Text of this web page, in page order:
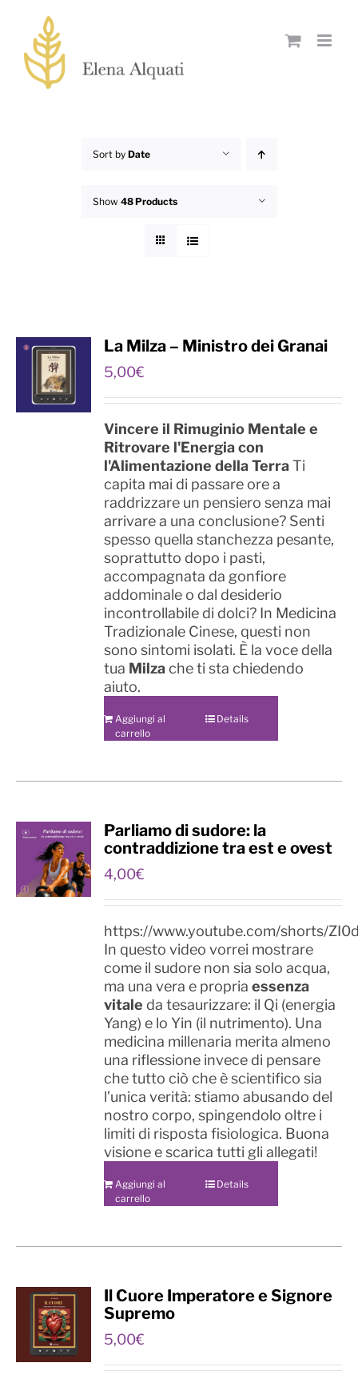
content
Sort by Date
Show 48 Products
La Milza – Ministro dei Granai
5,00€
Vincere il Rimuginio Mentale e
Ritrovare l'Energia con
l'Alimentazione della TerraTi
capita mai di passare ore a
raddrizzare un pensiero senza mai
arrivare a una conclusione? Senti
spesso quella stanchezza pesante,
soprattutto dopo i pasti,
accompagnata da gonfiore
addominale o dal desiderio
incontrollabile di dolci? In Medicina
Tradizionale Cinese, questi non
sono sintomi isolati. È la voce della
tua Milzache ti sta chiedendo
aiuto.
Aggiungi al
carrello
Details
Parliamo di sudore: la
contraddizione tra est e ovest
4,00€
https://www.youtube.com/shorts/
In questo video vorrei mostrare
come il sudore non sia solo acqua,
ma una vera e propriaessenza
vitale da tesaurizzare: il Qi (energia
Yang) e lo Yin (il nutrimento). Una
medicina millenaria merita almeno
una riflessione invece di pensare
che tutto ciò che è scientifico sia
l’unica verità: stiamo abusando del
nostro corpo, spingendolo oltre i
limiti di risposta fisiologica. Buona
visione e scarica tutti gli allegati!
Aggiungi al
carrello
Details
Il Cuore Imperatore e Signore
Supremo
5,00€